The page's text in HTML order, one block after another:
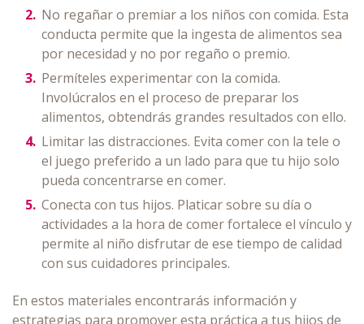
No regañar o premiar a los niños con comida. Esta
conducta permite que la ingesta de alimentos sea
por necesidad y no por regaño o premio.
Permíteles experimentar con la comida.
Involúcralos en el proceso de preparar los
alimentos, obtendrás grandes resultados con ello.
Limitar las distracciones. Evita comer con la tele o
el juego preferido a un lado para que tu hijo solo
pueda concentrarse en comer.
Conecta con tus hijos. Platicar sobre su día o
actividades a la hora de comer fortalece el vínculo y
permite al niño disfrutar de ese tiempo de calidad
con sus cuidadores principales.
En estos materiales encontrarás información y
estrategias para promover esta práctica a tus hijos de